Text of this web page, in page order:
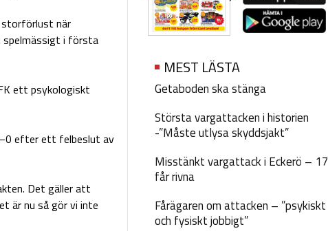
storförlust när
spelmässigt i första
ett psykologiskt
efter ett felbeslut av
Det gäller att
är nu så gör vi inte
MEST LÄSTA
Getaboden ska stänga
Största vargattacken i historien
-”Måste utlysa skyddsjakt”
Misstänkt vargattack i Eckerö – 17
får rivna
Fårägaren om attacken – ”psykiskt
och fysiskt jobbigt”